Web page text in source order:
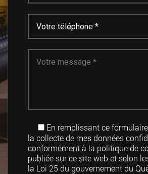
En remplissant ce
la collecte de mes données
conformément à la politique de
publiée sur ce site web et selon
la Loi 25 du gouvernement du